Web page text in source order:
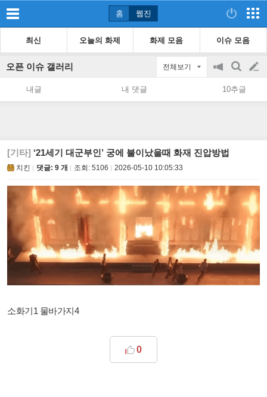
홈 웹진
최신 오늘의 화제 화제 모음 이슈 모음
오픈 이슈 갤러리 전체보기
공
지
on/off
검
색
글
쓰
내글 내 댓글 10추글
[기타] ‘21세기 대군부인’ 궁에 불이났을때 화재 진압방법
치킨 댓글: 9 개 조회: 5106 2026-05-10 10:05:33
소화기1 물바가지4
0